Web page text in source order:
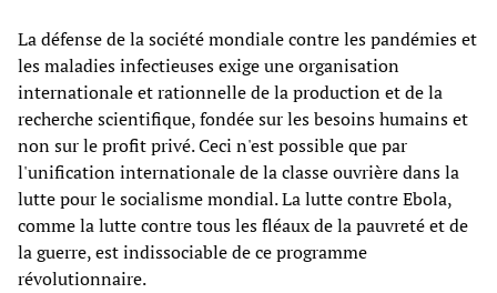
La défense de la société mondiale contre les pandémies et
les maladies infectieuses exige une organisation
internationale et rationnelle de la production et de la
recherche scientifique, fondée sur les besoins humains et
non sur le profit privé. Ceci n'est possible que par
l'unification internationale de la classe ouvrière dans la
lutte pour le socialisme mondial. La lutte contre Ebola,
comme la lutte contre tous les fléaux de la pauvreté et de
la guerre, est indissociable de ce programme
révolutionnaire.